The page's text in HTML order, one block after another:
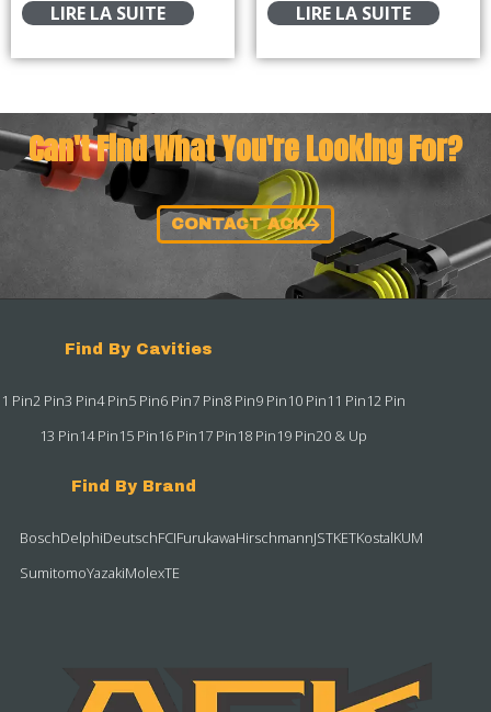
LIRE LA SUITE LIRE LA SUITE
Can't Find What You're Looking For?
CONTACT ACK
Find By Cavities
1 Pin2 Pin3 Pin4 Pin5 Pin6 Pin7 Pin8 Pin9 Pin10 Pin11 Pin12 Pin
13 Pin14 Pin15 Pin16 Pin17 Pin18 Pin19 Pin20 & Up
Find By Brand
BoschDelphiDeutschFCIFurukawaHirschmannJSTKETKostalKUM
SumitomoYazakiMolexTE